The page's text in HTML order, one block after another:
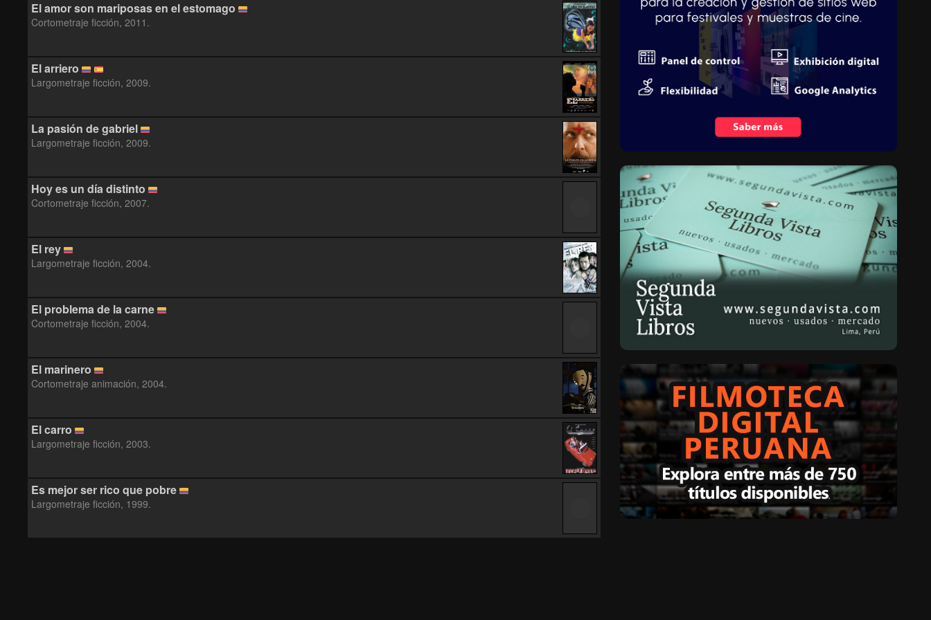
El amor son mariposas en el estomago
Cortometraje ficción, 2011.
El arriero
Largometraje ficción, 2009.
La pasión de gabriel
Largometraje ficción, 2009.
Hoy es un día distinto
Cortometraje ficción, 2007.
El rey
Largometraje ficción, 2004.
El problema de la carne
Cortometraje ficción, 2004.
El marinero
Cortometraje animación, 2004.
El carro
Largometraje ficción, 2003.
Es mejor ser rico que pobre
Largometraje ficción, 1999.